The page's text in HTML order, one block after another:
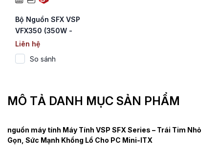
Bộ Nguồn SFX VSP
VFX350 (350W -
ATX3.0)
Liên hệ
So sánh
MÔ TẢ DANH MỤC SẢN PHẨM
nguồn máy tính Máy Tính VSP SFX Series – Trái Tim Nhỏ
Gọn, Sức Mạnh Khổng Lồ Cho PC Mini-ITX